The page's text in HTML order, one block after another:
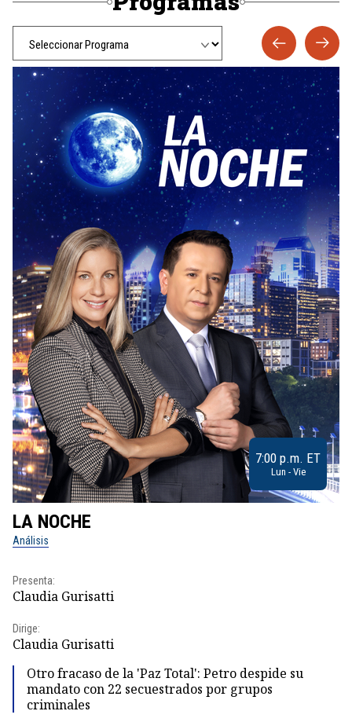
7:00 p.m. ET
Lun - Vie
LA NOCHE
Análisis
Presenta:
Claudia Gurisatti
Dirige:
Claudia Gurisatti
Otro fracaso de la 'Paz Total': Petro despide su
mandato con 22 secuestrados por grupos
criminales